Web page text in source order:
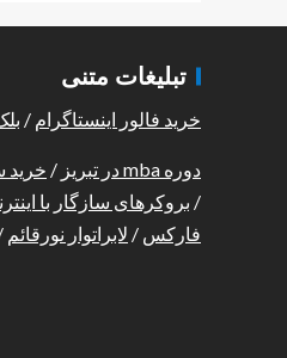
تبلیغات متنی
خرید فالور اینستاگرام / بلک
دوره mba در تبریز / خرید
/ بروکرهای سازگار با
فارکس / لابراتوار نورقائم